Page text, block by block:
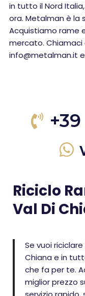
in tutto il Nord
ora. Metalman è la
Acquistiamo rame
mercato. Chiamaci
info@metalman.it
Riciclo
Val Di
Se vuoi
Chiana e in
che fa per te.
miglior prezzo